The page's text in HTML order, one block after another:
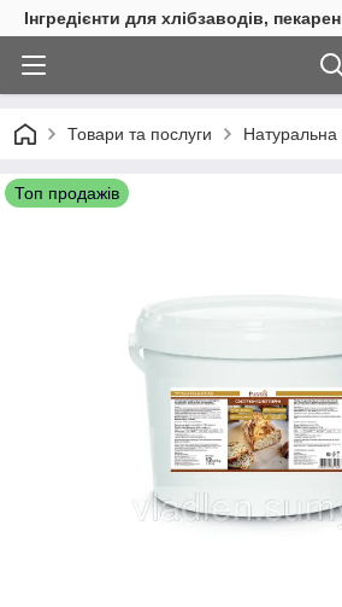
Інгредієнти для хлібзаводів,
Товари та послуги
Топ продажів